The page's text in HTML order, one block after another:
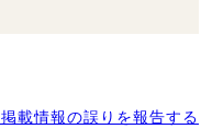
載情報の誤りを報告する